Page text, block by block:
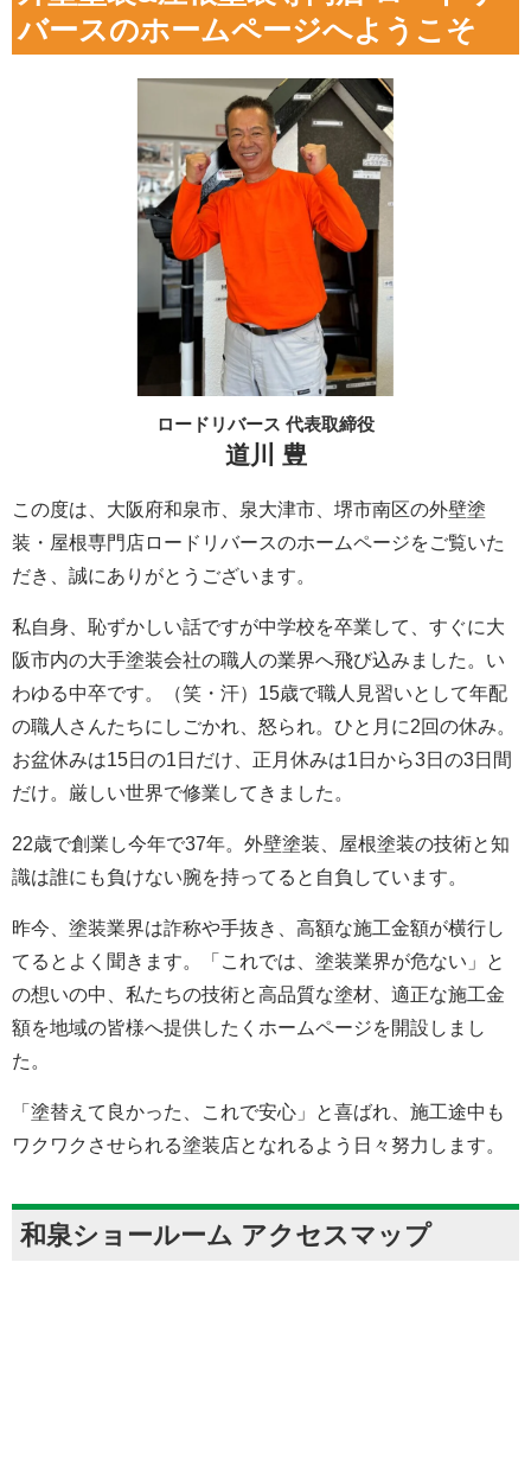
バースのホームページへようこそ
ロードリバース 代表取締役
道川 豊
この度は、大阪府和泉市、泉大津市、堺市南区の外壁塗
装・屋根専門店ロードリバースのホームページをご覧いた
だき、誠にありがとうございます。
私自身、恥ずかしい話ですが中学校を卒業して、すぐに大
阪市内の大手塗装会社の職人の業界へ飛び込みました。い
わゆる中卒です。（笑・汗）15歳で職人見習いとして年配
の職人さんたちにしごかれ、怒られ。ひと月に2回の休み。
お盆休みは15日の1日だけ、正月休みは1日から3日の3日間
だけ。厳しい世界で修業してきました。
22歳で創業し今年で37年。外壁塗装、屋根塗装の技術と知
識は誰にも負けない腕を持ってると自負しています。
昨今、塗装業界は詐称や手抜き、高額な施工金額が横行し
てるとよく聞きます。「これでは、塗装業界が危ない」と
の想いの中、私たちの技術と高品質な塗材、適正な施工金
額を地域の皆様へ提供したくホームページを開設しまし
た。
「塗替えて良かった、これで安心」と喜ばれ、施工途中も
ワクワクさせられる塗装店となれるよう日々努力します。
和泉ショールーム アクセスマップ